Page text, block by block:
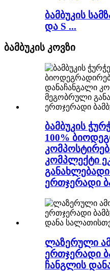
ბამბუკის
და S ...
ბამბუკის კოვზი
ბამბუკის
100%
კომპლექტი
განახლებადი
ერთჯერადი
ლაზერული
ერთჯერადი
ჩანგლის